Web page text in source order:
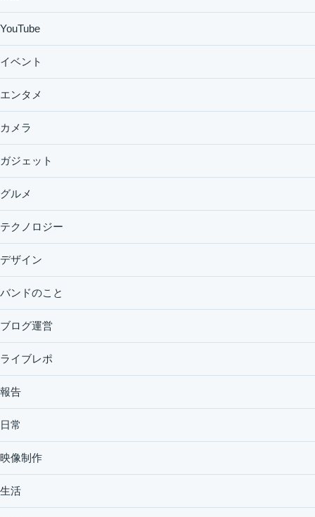
YouTube
イベント
エンタメ
カメラ
ガジェット
グルメ
テクノロジー
デザイン
バンドのこと
ブログ運営
ライブレポ
報告
日常
映像制作
生活